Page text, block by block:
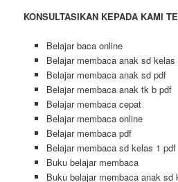
KONSULTASIKAN KEPADA KAMI
Belajar baca online
Belajar membaca anak sd kelas
Belajar membaca anak sd pdf
Belajar membaca anak tk b pdf
Belajar membaca cepat
Belajar membaca online
Belajar membaca pdf
Belajar membaca sd kelas 1 pdf
Buku belajar membaca
Buku belajar membaca anak sd